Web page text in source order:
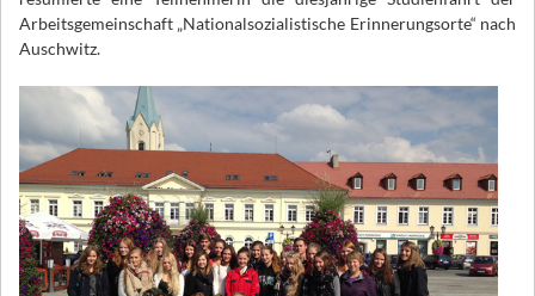
Arbeitsgemeinschaft „Nationalsozialistische Erinnerungsorte“ nach
Auschwitz.